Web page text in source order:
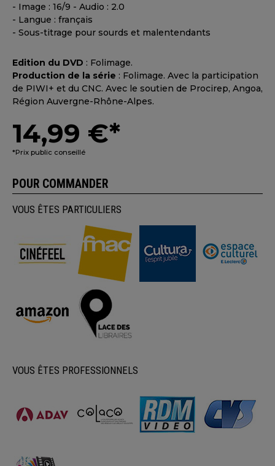
- Image : 16/9 - Audio : 2.0
- Langue : français
- Sous-titrage pour sourds et malentendants
Edition du DVD : Folimage.
Production de la série : Folimage. Avec la participation
de PIWI+ et du CNC. Avec le soutien de Procirep, Angoa,
Région Auvergne-Rhône-Alpes.
14,99 €*
*Prix public conseillé
POUR COMMANDER
VOUS ÊTES PARTICULIERS
VOUS ÊTES PROFESSIONNELS